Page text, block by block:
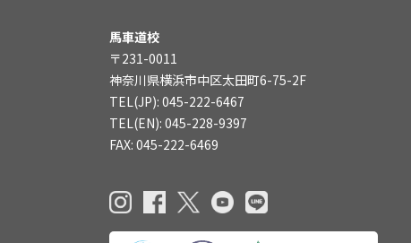
馬車道校
〒231-0011
神奈川県横浜市中区太田町6-75-2F
TEL(JP): 045-222-6467
TEL(EN): 045-228-9397
FAX: 045-222-6469